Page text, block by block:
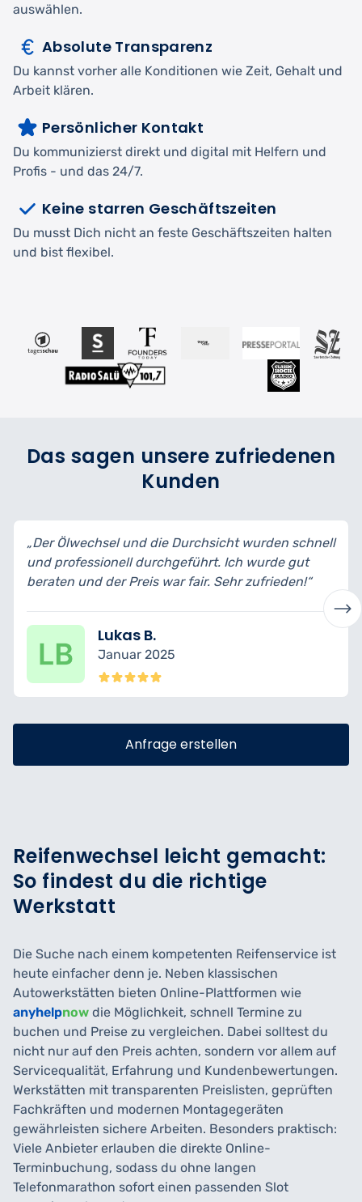
auswählen.
Absolute Transparenz
Du kannst vorher alle Konditionen wie Zeit, Gehalt und
Arbeit klären.
Persönlicher Kontakt
Du kommunizierst direkt und digital mit Helfern und
Profis - und das 24/7.
Keine starren Geschäftszeiten
Du musst Dich nicht an feste Geschäftszeiten halten
und bist flexibel.
Das sagen unsere zufriedenen
Kunden
„Der Ölwechsel und die Durchsicht wurden schnell
und professionell durchgeführt. Ich wurde gut
beraten und der Preis war fair. Sehr zufrieden!“
Lukas B.
Januar 2025
Anfrage erstellen
Reifenwechsel leicht gemacht:
So findest du die richtige
Werkstatt
Die Suche nach einem kompetenten Reifenservice ist
heute einfacher denn je. Neben klassischen
Autowerkstätten bieten Online-Plattformen wie
anyhelpnow die Möglichkeit, schnell Termine zu
buchen und Preise zu vergleichen. Dabei solltest du
nicht nur auf den Preis achten, sondern vor allem auf
Servicequalität, Erfahrung und Kundenbewertungen.
Werkstätten mit transparenten Preislisten, geprüften
Fachkräften und modernen Montagegeräten
gewährleisten sichere Arbeiten. Besonders praktisch:
Viele Anbieter erlauben die direkte Online-
Terminbuchung, sodass du ohne langen
Telefonmarathon sofort einen passenden Slot